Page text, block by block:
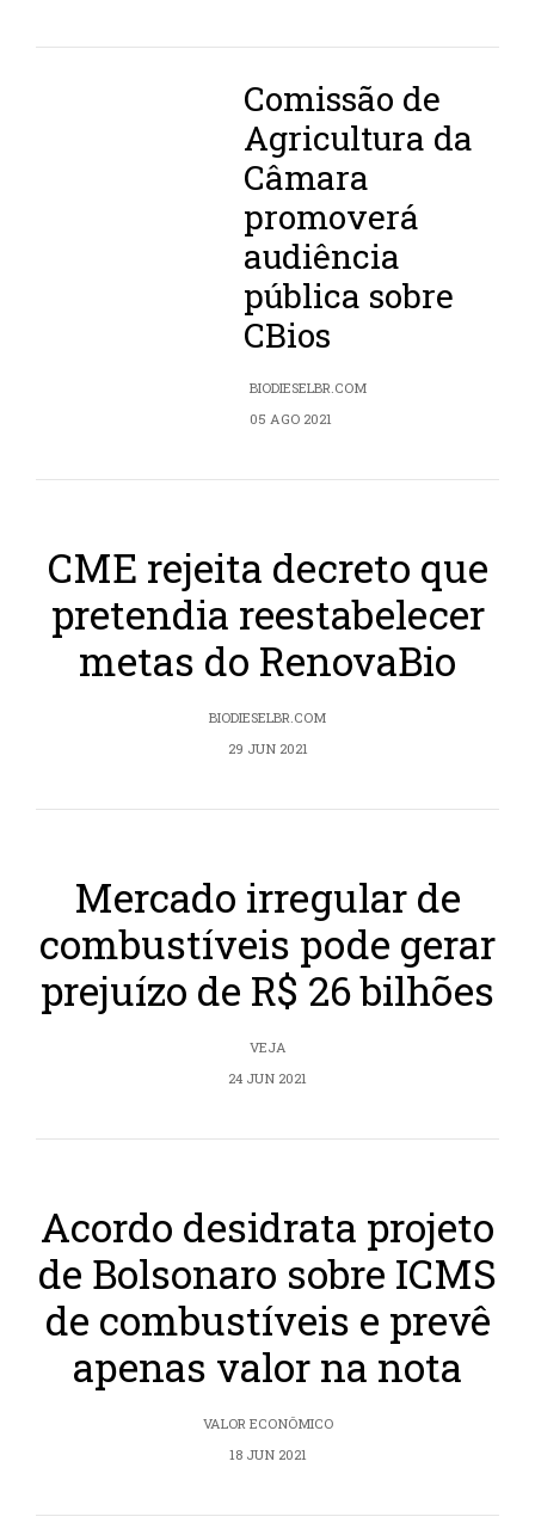
Comissão de
Agricultura da
Câmara
promoverá
audiência
pública sobre
CBios
BIODIESELBR.COM
05 AGO 2021
CME rejeita decreto que
pretendia reestabelecer
metas do RenovaBio
BIODIESELBR.COM
29 JUN 2021
Mercado irregular de
combustíveis pode gerar
prejuízo de R$ 26 bilhões
VEJA
24 JUN 2021
Acordo desidrata projeto
de Bolsonaro sobre ICMS
de combustíveis e prevê
apenas valor na nota
VALOR ECONÔMICO
18 JUN 2021